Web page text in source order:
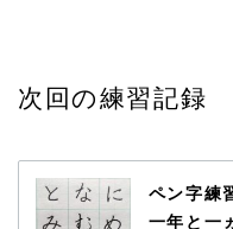
次回の練習記録
ペン字練
一年と一